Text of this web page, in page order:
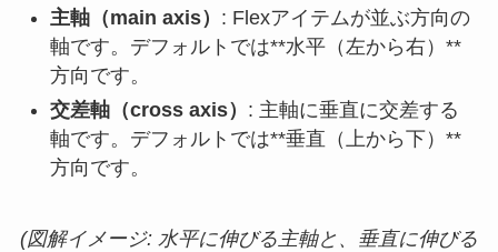
主軸（main axis） : Flexアイテムが並ぶ方向の
軸です。デフォルトでは**水平（左から右）**
方向です。
交差軸（cross axis） : 主軸に垂直に交差する
軸です。デフォルトでは**垂直（上から下）**
方向です。
(図解イメージ: 水平に伸びる主軸と、垂直に伸びる